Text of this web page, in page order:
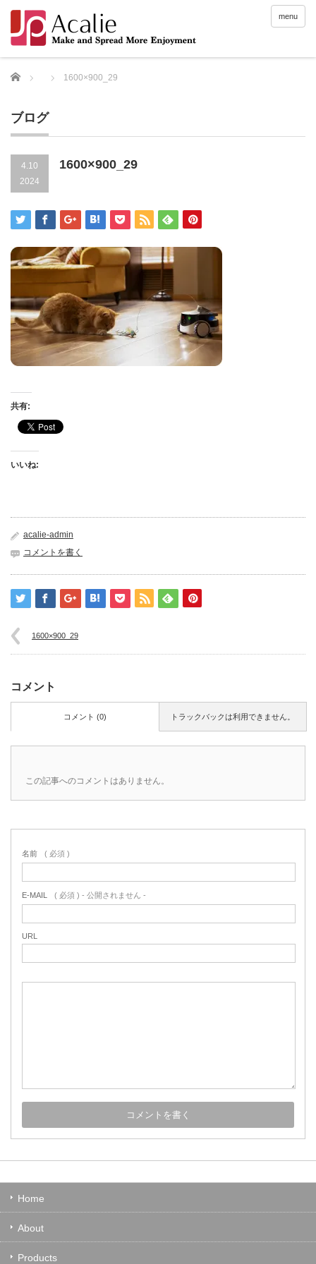
menu
Home 1600×900_29
ブログ
4.10
2024
1600×900_29
共有:
いいね:
acalie-admin
コメントを書く
1600×900_29
コメント
トラックバックは利用できません。
コメント (0)
この記事へのコメントはありません。
名前 ( 必須 )
E-MAIL ( 必須 ) - 公開されません -
URL
Home
About
Products